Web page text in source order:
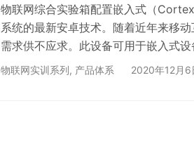
物联网综合实验箱配置嵌入式（
系统的最新安卓技术。随着近年来移
需求供不应求。此设备可用于嵌入式
（Android/Linux）。此设备涉及到嵌
物联网实训系列, 产品体系 2020年12月6